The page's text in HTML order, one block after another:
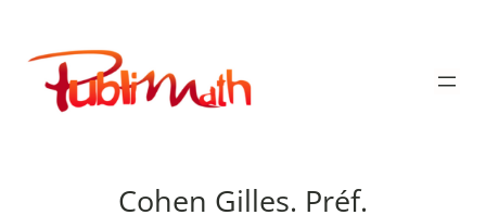
contenu
Publimath
Cohen Gilles. Préf.